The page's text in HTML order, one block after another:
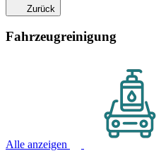
Zurück
Fahrzeugreinigung
Alle anzeigen